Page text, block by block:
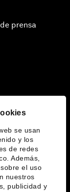
se usan
y los
de redes
Además,
el uso
nuestros
publicidad y
prensa